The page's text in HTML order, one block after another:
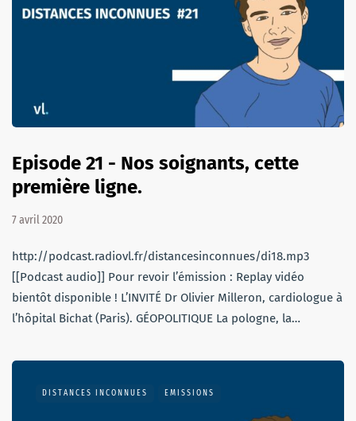
Episode 21 - Nos soignants, cette
première ligne.
7 avril 2020
http://podcast.radiovl.fr/distancesinconnues/di18.mp3
[[Podcast audio]] Pour revoir l’émission : Replay vidéo
bientôt disponible ! L’INVITÉ Dr Olivier Milleron, cardiologue à
l’hôpital Bichat (Paris). GÉOPOLITIQUE La pologne, la…
DISTANCES INCONNUES EMISSIONS